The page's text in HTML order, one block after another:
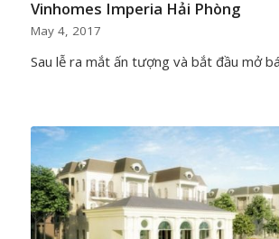
Vinhomes Imperia Hải Phòng
May 4, 2017
Sau lễ ra mắt ấn tượng và bắt đầu mở